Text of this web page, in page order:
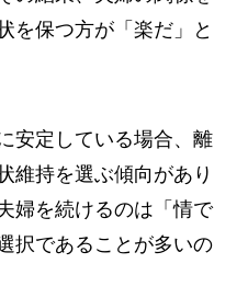
を保つ方が「楽だ」と
安定している場合、離
維持を選ぶ傾向があり
婦を続けるのは「情で
択であることが多いの